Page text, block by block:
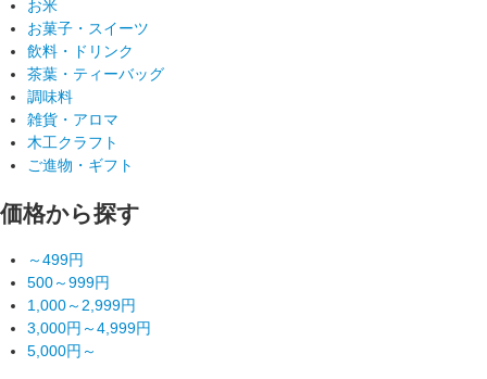
お米
お菓子・スイーツ
飲料・ドリンク
茶葉・ティーバッグ
調味料
雑貨・アロマ
木工クラフト
ご進物・ギフト
価格から探す
～499円
500～999円
1,000～2,999円
3,000円～4,999円
5,000円～